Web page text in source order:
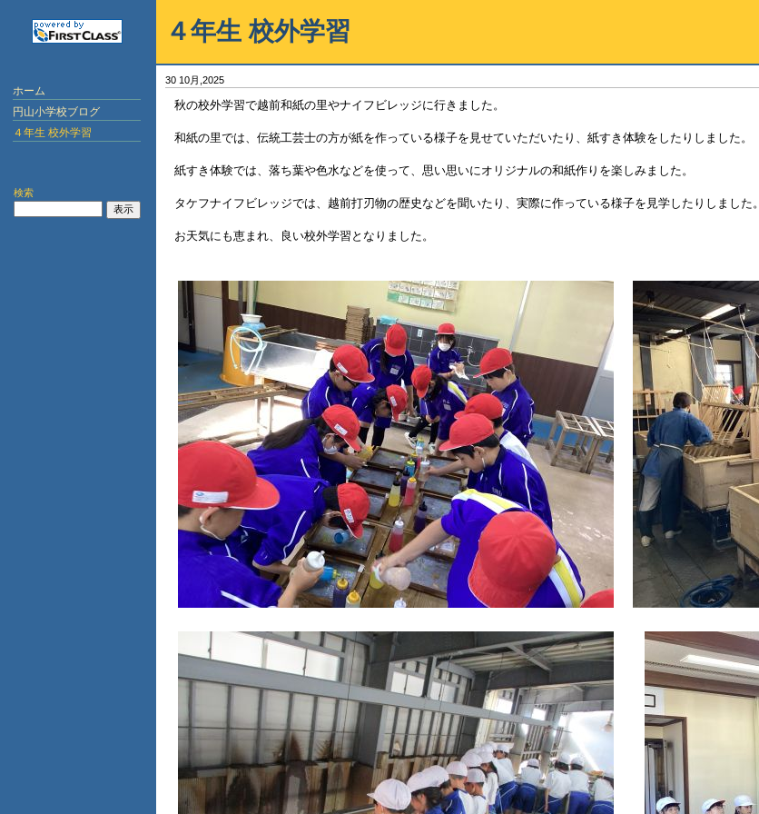
ホーム
円山小学校ブログ
４年生 校外学習
検索
４年生 校外学習
30 10月,2025
秋の校外学習で越前和紙の里やナイフビレッジに行きました。
和紙の里では、伝統工芸士の方が紙を作っている様子を見せていただいたり、紙すき体験をしたりしました。
紙すき体験では、落ち葉や色水などを使って、思い思いにオリジナルの和紙作りを楽しみました。
タケフナイフビレッジでは、越前打刃物の歴史などを聞いたり、実際に作っている様子を見学したりしました。
お天気にも恵まれ、良い校外学習となりました。